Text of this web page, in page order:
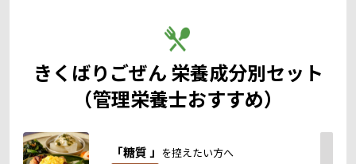
きくばりごぜん 栄養成分別セット
（管理栄養士おすすめ）
「糖質 」 を控えたい方へ